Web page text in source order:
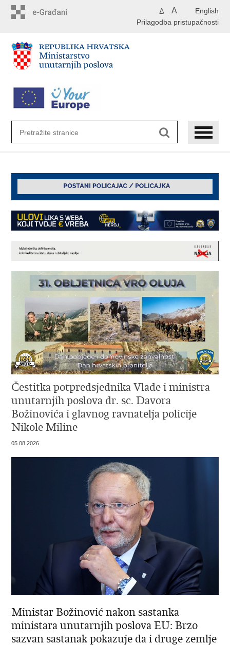
English
A A
Prilagodba pristupačnosti
Čestitka potpredsjednika Vlade i ministra
unutarnjih poslova dr. sc. Davora
Božinovića i glavnog ravnatelja policije
Nikole Miline
05.08.2026.
Ministar Božinović nakon sastanka
ministara unutarnjih poslova EU: Brzo
sazvan sastanak pokazuje da i druge zemlje